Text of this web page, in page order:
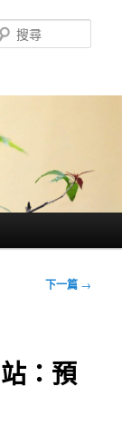
尋
下一篇 →
：預